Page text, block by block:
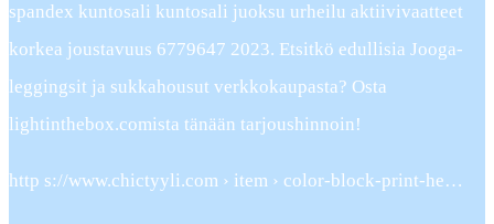
spandex kuntosali kuntosali juoksu urheilu aktiivivaatteet
korkea joustavuus 6779647 2023. Etsitkö edullisia Jooga-
leggingsit ja sukkahousut verkkokaupasta? Osta
lightinthebox.comista tänään tarjoushinnoin!
http s://www.chictyyli.com › item › color-block-print-he…